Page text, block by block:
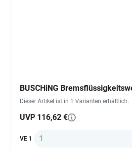
BUSCHiNG
Dieser Artikel ist in 1 Varianten erhältlich.
UVP 116,62 €
VE 1 Anzahl